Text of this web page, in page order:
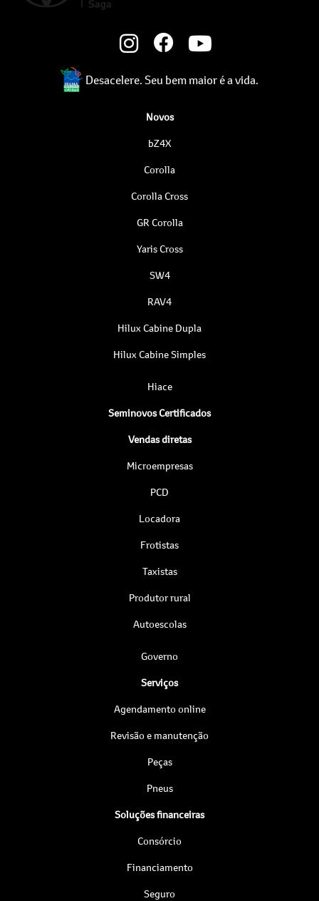
Desacelere. Seu bem maior é a vida.
Novos
bZ4X
Corolla
Corolla Cross
GR Corolla
Yaris Cross
SW4
RAV4
Hilux Cabine Dupla
Hilux Cabine Simples
Hiace
Seminovos Certificados
Vendas diretas
Microempresas
PCD
Locadora
Frotistas
Taxistas
Produtor rural
Autoescolas
Governo
Serviços
Agendamento online
Revisão e manutenção
Peças
Pneus
Soluções financeiras
Consórcio
Financiamento
Seguro